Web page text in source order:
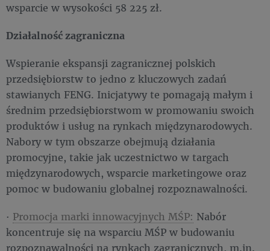
wsparcie w wysokości 58 225 zł.
Działalność zagraniczna
Wspieranie ekspansji zagranicznej polskich
przedsiębiorstw to jedno z kluczowych zadań
stawianych FENG. Inicjatywy te pomagają małym i
średnim przedsiębiorstwom w promowaniu swoich
produktów i usług na rynkach międzynarodowych.
Nabory w tym obszarze obejmują działania
promocyjne, takie jak uczestnictwo w targach
międzynarodowych, wsparcie marketingowe oraz
pomoc w budowaniu globalnej rozpoznawalności.
· Promocja marki innowacyjnych MŚP: Nabór
koncentruje się na wsparciu MŚP w budowaniu
rozpoznawalności na rynkach zagranicznych, m.in.